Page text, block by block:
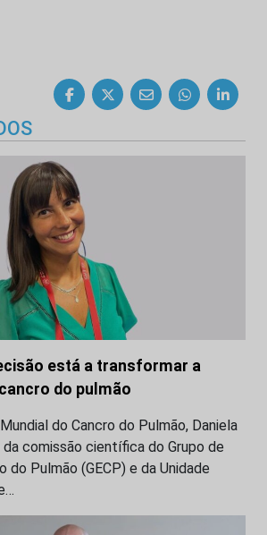
está a transformar a
do pulmão
do Cancro do Pulmão, Daniela
da comissão científica do Grupo de
do Pulmão (GECP) e da Unidade